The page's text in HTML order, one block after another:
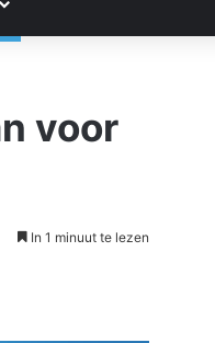
voor
In 1 minuut te lezen